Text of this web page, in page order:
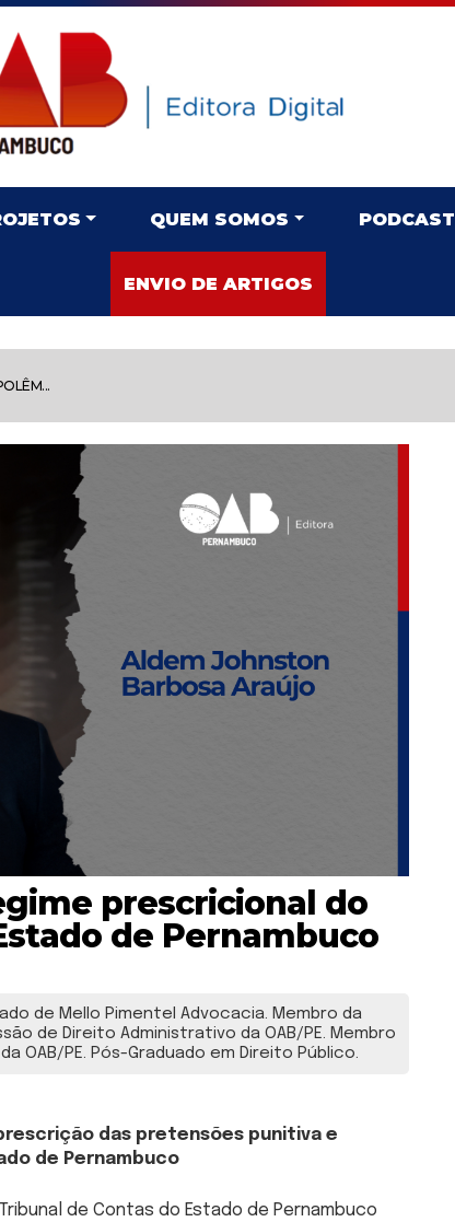
QUEM SOMOS PODCAST
ENVIO DE ARTIGOS
prescricional do
de Pernambuco
de Mello Pimentel Advocacia. Membro da
de Direito Administrativo da OAB/PE. Membro
OAB/PE. Pós-Graduado em Direito Público.
das pretensões punitiva e
de Pernambuco
de Contas do Estado de Pernambuco